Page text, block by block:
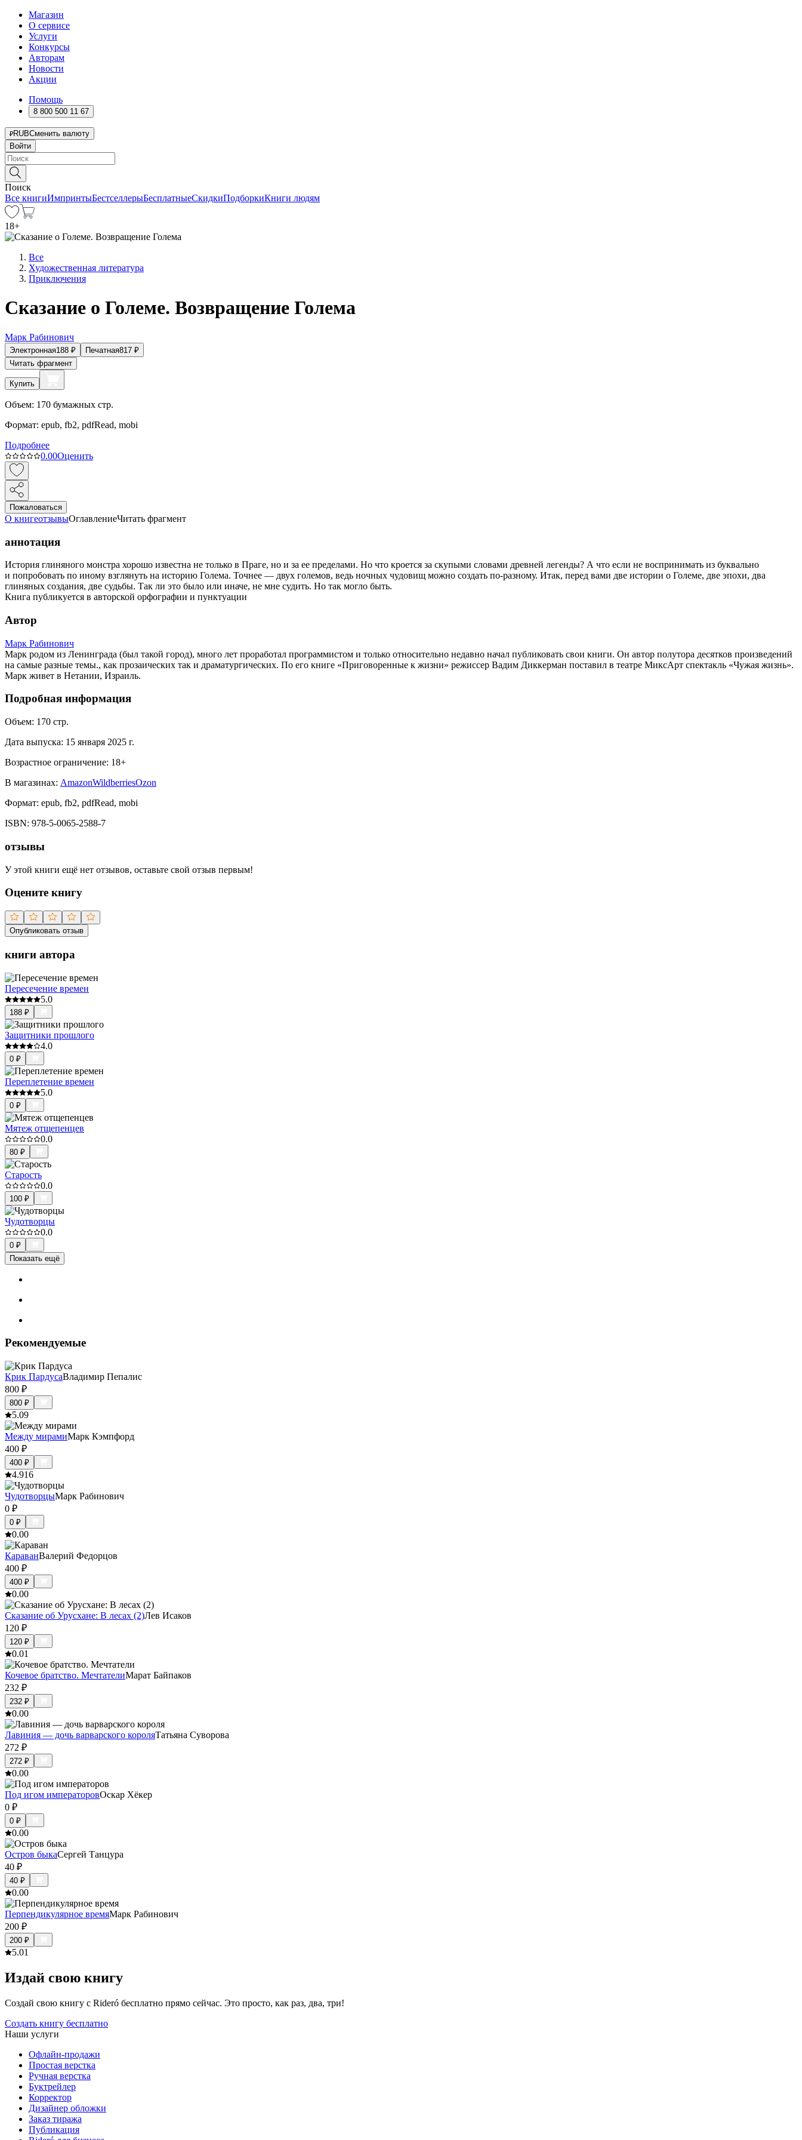
Магазин
О сервисе
Услуги
Конкурсы
Авторам
Новости
Акции
Помощь
8 800 500 11 67
RUBСменить валюту
Войти
Поиск
Все книгиИмпринтыБестселлерыБесплатныеСкидкиПодборкиКниги людям
18+
Все
Художественная литература
Приключения
Сказание о Големе. Возвращение Голема
Марк Рабинович
Электронная188 ₽ Печатная817 ₽
Читать фрагмент
Купить
Объем: 170 бумажных стр.
Формат: epub, fb2, pdfRead, mobi
Подробнее
0.00Оценить
Пожаловаться
О книгеотзывыОглавлениеЧитать фрагмент
аннотация
История глиняного монстра хорошо известна не только в Праге, но и за ее пределами. Но что кроется за скупыми словами древней легенды? А что если не воспринимать из буквально
и попробовать по иному взглянуть на историю Голема. Точнее — двух големов, ведь ночных чудовищ можно создать по-разному. Итак, перед вами две истории о Големе, две эпохи, два
глиняных создания, две судьбы. Так ли это было или иначе, не мне судить. Но так могло быть.
Книга публикуется в авторской орфографии и пунктуации
Автор
Марк Рабинович
Марк родом из Ленинграда (был такой город), много лет проработал программистом и только относительно недавно начал публиковать свои книги. Он автор полутора десятков произведений
на самые разные темы., как прозаических так и драматургических. По его книге «Приговоренные к жизни» режиссер Вадим Диккерман поставил в театре МиксАрт спектакль «Чужая жизнь».
Марк живет в Нетании, Израиль.
Подробная информация
Объем: 170 стр.
Дата выпуска: 15 января 2025 г.
Возрастное ограничение: 18+
В магазинах: AmazonWildberriesOzon
Формат: epub, fb2, pdfRead, mobi
ISBN: 978-5-0065-2588-7
отзывы
У этой книги ещё нет отзывов, оставьте свой отзыв первым!
Оцените книгу
Опубликовать отзыв
книги автора
Пересечение времен
5.0
188 ₽
Защитники прошлого
4.0
0 ₽
Переплетение времен
5.0
0 ₽
Мятеж отщепенцев
0.0
80 ₽
Старость
0.0
100 ₽
Чудотворцы
0.0
0 ₽
Показать ещё
Рекомендуемые
Крик ПардусаВладимир Пепалис
800 ₽
800 ₽
5.09
Между мирамиМарк Кэмпфорд
400 ₽
400 ₽
4.916
ЧудотворцыМарк Рабинович
0 ₽
0 ₽
0.00
КараванВалерий Федорцов
400 ₽
400 ₽
0.00
Сказание об Урусхане: В лесах (2)Лев Исаков
120 ₽
120 ₽
0.01
Кочевое братство. МечтателиМарат Байпаков
232 ₽
232 ₽
0.00
Лавиния — дочь варварского короляТатьяна Суворова
272 ₽
272 ₽
0.00
Под игом императоровОскар Хёкер
0 ₽
0 ₽
0.00
Остров быкаСергей Танцура
40 ₽
40 ₽
0.00
Перпендикулярное времяМарк Рабинович
200 ₽
200 ₽
5.01
Издай свою книгу
Создай свою книгу с Rideró бесплатно прямо сейчас. Это просто, как раз, два, три!
Создать книгу бесплатно
Наши услуги
Офлайн-продажи
Простая верстка
Ручная верстка
Буктрейлер
Корректор
Дизайнер обложки
Заказ тиража
Публикация